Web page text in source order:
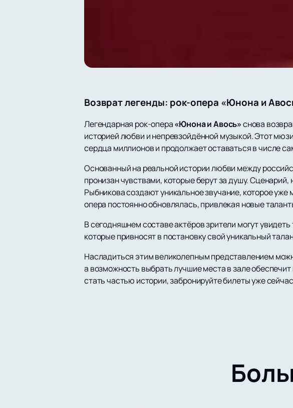
Возврат легенды: рок-опера «Юнона и
Легендарная рок-опера«Юнона и Авось»снова
историей любви и непревзойдённой музыкой. Этот
сердца миллионов и продолжает оставаться в числе
Основанный на реальной истории любви между
пронизан чувствами, которые берут за душу.
Рыбникова создают уникальное звучание, которое
опера постоянно обновлялась, привлекая новые
В сегодняшнем составе актёров зрители могут
которые привносят в постановку свой уникальный
Насладиться этим великолепным представлением
а возможность выбрать лучшие места в зале
стать частью истории, забронируйте билеты уже